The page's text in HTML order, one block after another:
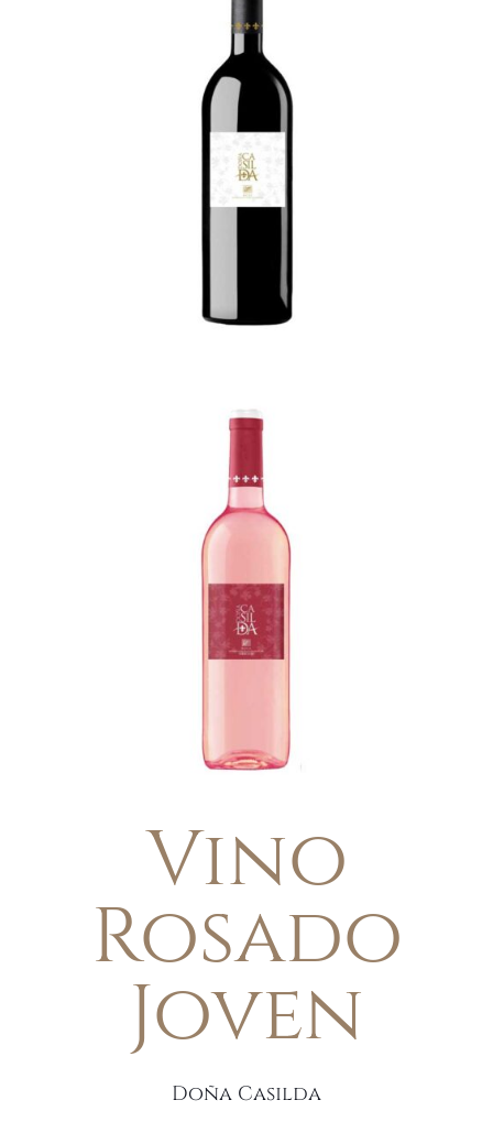
Vino
Rosado
Joven
Doña Casilda